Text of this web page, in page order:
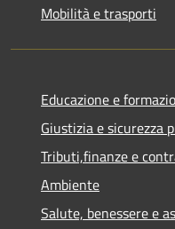
Mobilità e trasporti
Educazione e
Giustizia e sicurezza
Tributi,finanze e
Ambiente
Salute, benessere e